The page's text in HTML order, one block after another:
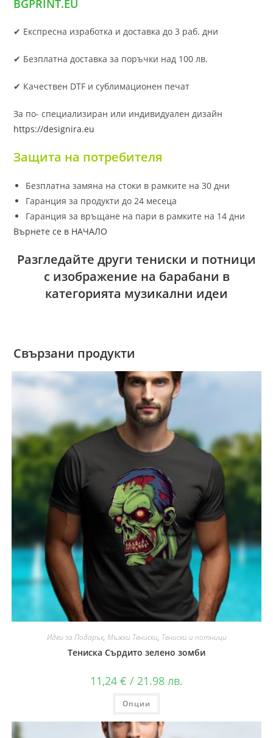
BGPRINT.EU
✔ Експресна изработка и доставка до 3 раб. дни
✔ Безплатна доставка за поръчки над 100 лв.
✔ Качествен DTF и сублимационен печат
За по- специализиран или индивидуален дизайн
https://designira.eu
Защита на потребителя
Безплатна замяна на стоки в рамките на 30 дни
Гаранция за продукти до 24 месеца
Гаранция за връщане на пари в рамките на 14 дни
Върнете се в НАЧАЛО
Разгледайте други тениски и потници
с изображение на барабани в
категорията музикални идеи
Свързани продукти
Идеи за Подарък, Мъжки Тениски, Тениски и потници
Тениска Сърдито зелено зомби
11,24 € / 21.98 лв.
Опции